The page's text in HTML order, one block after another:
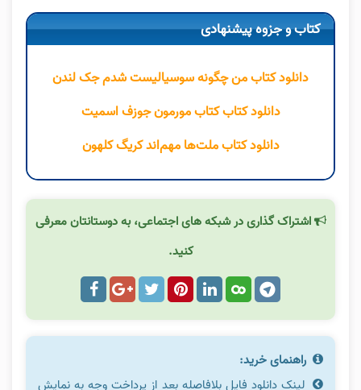
کتاب و جزوه پیشنهادی
دانلود کتاب من چگونه سوسیالیست شدم جک لندن
دانلود کتاب کتاب مورمون جوزف اسمیت
دانلود کتاب ملت‌ها مهم‌اند کریگ کلهون
اشتراک گذاری در شبکه های اجتماعی، به دوستانتان معرفی
کنید.
راهنمای خرید:
لینک دانلود فایل بلافاصله بعد از پرداخت وجه به نمایش